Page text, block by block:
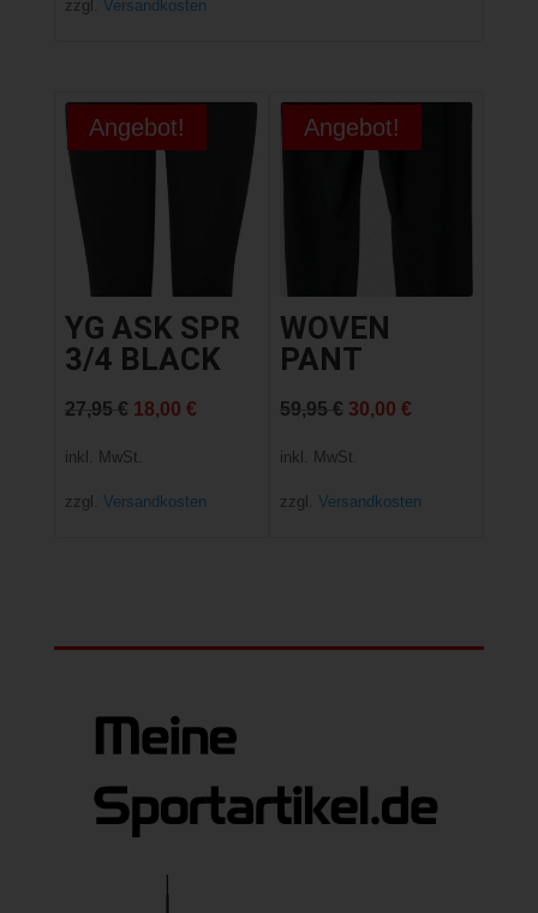
zzgl. Versandkosten
Angebot!
YG ASK SPR
3/4 BLACK
27,95 € Ursprünglicher
18,00 €Aktueller
inkl. MwSt.
zzgl. Versandkosten
Angebot!
WOVEN
PANT
59,95 € Ursprünglicher
30,00 €
inkl. MwSt.
zzgl. Versandkosten